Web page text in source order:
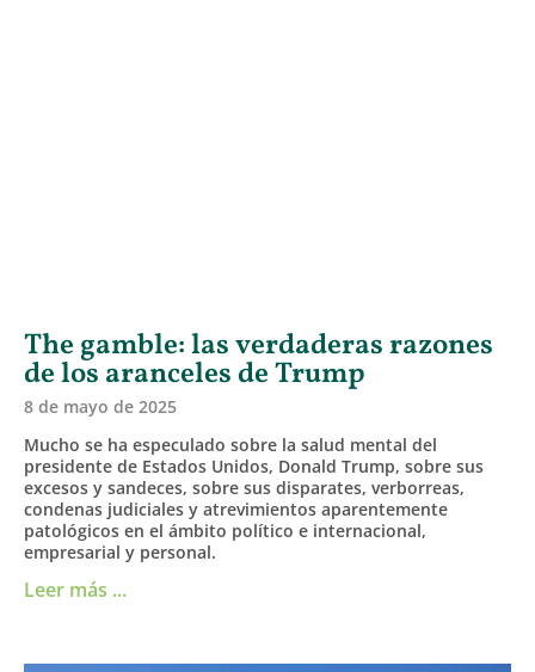
The gamble: las verdaderas razones
de los aranceles de Trump
8 de mayo de 2025
Mucho se ha especulado sobre la salud mental del
presidente de Estados Unidos, Donald Trump, sobre sus
excesos y sandeces, sobre sus disparates, verborreas,
condenas judiciales y atrevimientos aparentemente
patológicos en el ámbito político e internacional,
empresarial y personal.
Leer más ...